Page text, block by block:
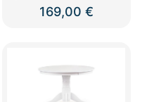
169,00 €
multiple
variants.
The